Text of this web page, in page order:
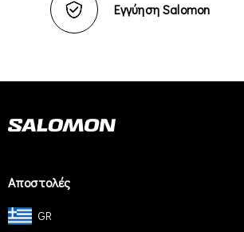
Εγγύηση Salomon
Αποστολές
GR